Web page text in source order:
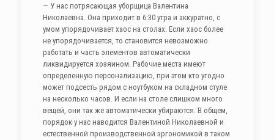
— У нас потрясающая уборщица Валентина
Николаевна. Она приходит в 6:30 утра и аккуратно, с
умом упорядочивает хаос на столах. Если хаос более
не упорядочивается, то становится невозможно
работать и часть элементов автоматически
ликвидируется хозяином. Рабочие места имеют
определенную персонализацию, при этом кто угодно
может подсесть рядом с ноутбуком на складном стуле
на несколько часов. И если на столе слишком много
вещей, они так же автоматически убираются. В общем,
порядок у нас наводится Валентиной Николаевной и
естественной производственной эргономикой в таком